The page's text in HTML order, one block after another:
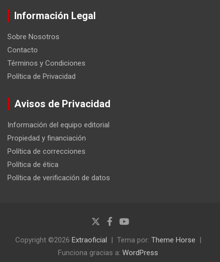
Información Legal
Sobre Nosotros
Contacto
Términos y Condiciones
Política de Privacidad
Avisos de Privacidad
Información del equipo editorial
Propiedad y financiación
Política de correcciones
Política de ética
Política de verificación de datos
Copyright ©2026 Extraoficial Tema por: Theme Horse
Funciona gracias a: WordPress